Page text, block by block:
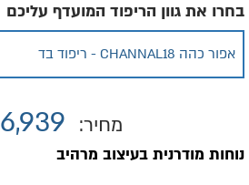
נוחות מודרנית בעיצוב מרהיב
בחרו את גוון הריפוד המועדף עליכם
מחיר: 6,939